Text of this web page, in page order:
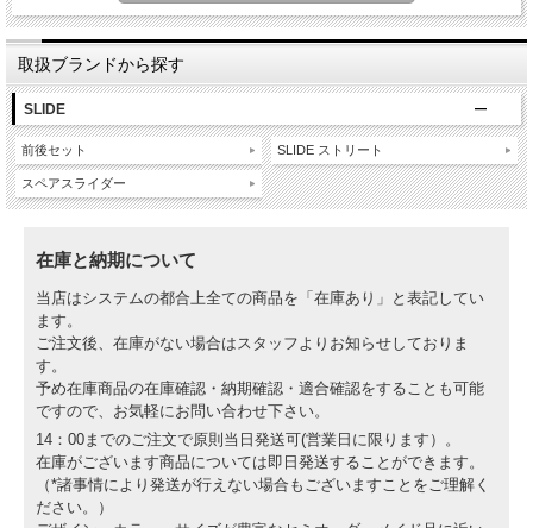
取扱ブランドから探す
SLIDE
前後セット
スペアスライダー
SLIDE ストリート
在庫と納期について
当店はシステムの都合上全ての商品を「在庫あり」と表記してい
ます。
ご注文後、在庫がない場合はスタッフよりお知らせしておりま
す。
予め在庫商品の在庫確認・納期確認・適合確認をすることも可能
ですので、お気軽にお問い合わせ下さい。
14：00までのご注文で原則当日発送可(営業日に限ります）。
在庫がございます商品については即日発送することができます。
（*諸事情により発送が行えない場合もございますことをご理解く
ださい。）